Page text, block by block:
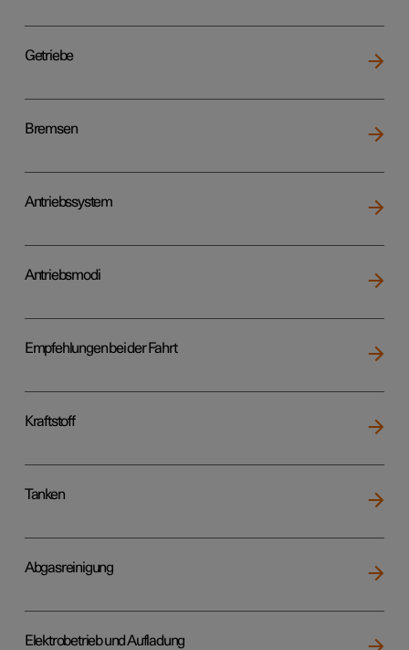
Getriebe
Bremsen
Antriebssystem
Antriebsmodi
Empfehlungen bei der Fahrt
Kraftstoff
Tanken
Abgasreinigung
Elektrobetrieb und Aufladung